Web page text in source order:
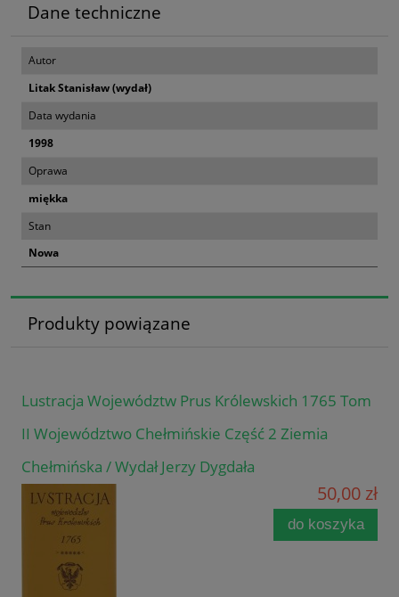
Dane techniczne
Autor
Litak Stanisław (wydał)
Data wydania
1998
Oprawa
miękka
Stan
Nowa
Produkty powiązane
Lustracja Województw Prus Królewskich 1765 Tom
II Województwo Chełmińskie Część 2 Ziemia
Chełmińska / Wydał Jerzy Dygdała
50,00 zł
do koszyka